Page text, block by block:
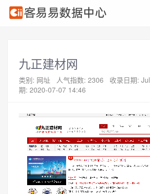
九正建材网
类别: 网址 人气指数: 2306 收录日期:
期: 2020-07-07 14:46